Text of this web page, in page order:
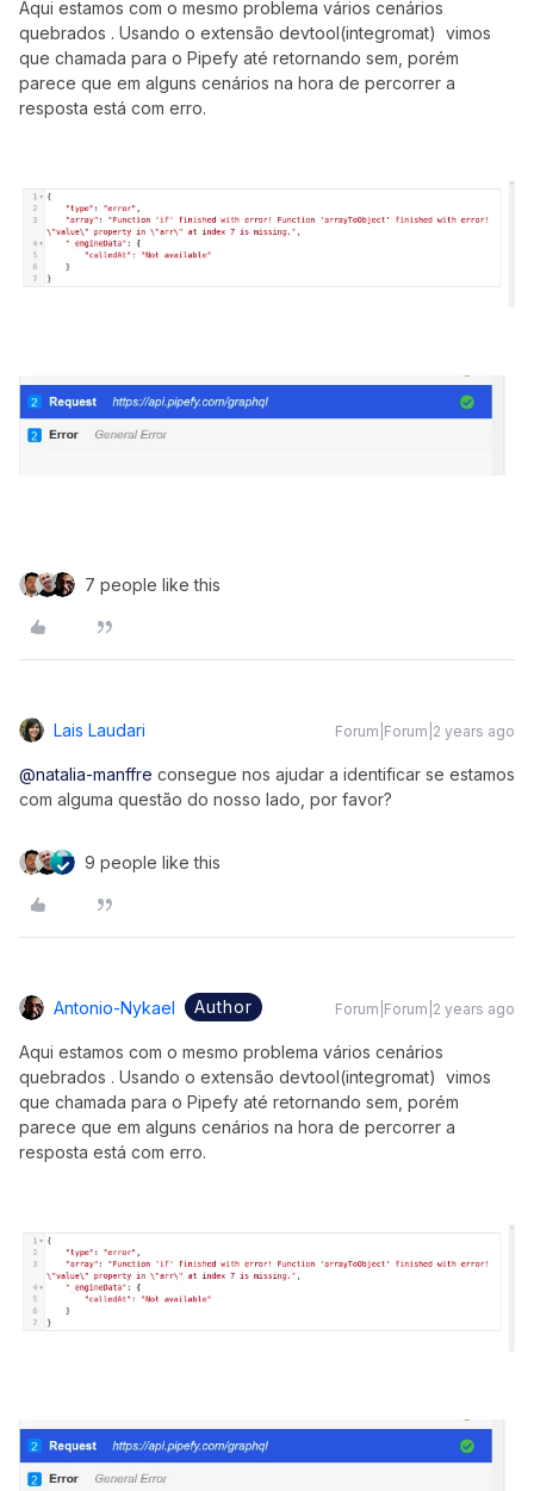
Aqui estamos com o mesmo problema vários cenários
quebrados . Usando o extensão devtool(integromat) vimos
que chamada para o Pipefy até retornando sem, porém
parece que em alguns cenários na hora de percorrer a
resposta está com erro.
7 people like this
Lais Laudari Forum|Forum|2 years ago
@natalia-manffre consegue nos ajudar a identificar se estamos
com alguma questão do nosso lado, por favor?
9 people like this
Antonio-Nykael Author Forum|Forum|2 years ago
Aqui estamos com o mesmo problema vários cenários
quebrados . Usando o extensão devtool(integromat) vimos
que chamada para o Pipefy até retornando sem, porém
parece que em alguns cenários na hora de percorrer a
resposta está com erro.